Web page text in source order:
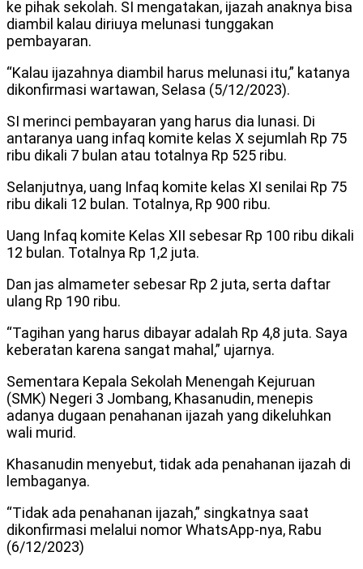
ke pihak sekolah. SI mengatakan, ijazah anaknya bisa
diambil kalau diriuya melunasi tunggakan
pembayaran.
“Kalau ijazahnya diambil harus melunasi itu,” katanya
dikonfirmasi wartawan, Selasa (5/12/2023).
SI merinci pembayaran yang harus dia lunasi. Di
antaranya uang infaq komite kelas X sejumlah Rp 75
ribu dikali 7 bulan atau totalnya Rp 525 ribu.
Selanjutnya, uang Infaq komite kelas XI senilai Rp 75
ribu dikali 12 bulan. Totalnya, Rp 900 ribu.
Uang Infaq komite Kelas XII sebesar Rp 100 ribu dikali
12 bulan. Totalnya Rp 1,2 juta.
Dan jas almameter sebesar Rp 2 juta, serta daftar
ulang Rp 190 ribu.
“Tagihan yang harus dibayar adalah Rp 4,8 juta. Saya
keberatan karena sangat mahal,” ujarnya.
Sementara Kepala Sekolah Menengah Kejuruan
(SMK) Negeri 3 Jombang, Khasanudin, menepis
adanya dugaan penahanan ijazah yang dikeluhkan
wali murid.
Khasanudin menyebut, tidak ada penahanan ijazah di
lembaganya.
“Tidak ada penahanan ijazah,” singkatnya saat
dikonfirmasi melalui nomor WhatsApp-nya, Rabu
(6/12/2023)